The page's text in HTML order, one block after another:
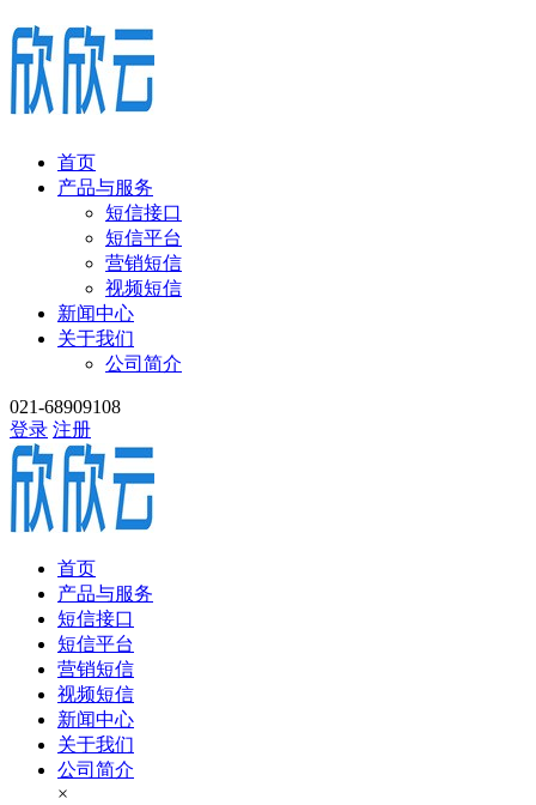
首页
产品与服务
短信接口
短信平台
营销短信
视频短信
新闻中心
关于我们
公司简介
021-68909108
登录 注册
首页
产品与服务
短信接口
短信平台
营销短信
视频短信
新闻中心
关于我们
公司简介
×